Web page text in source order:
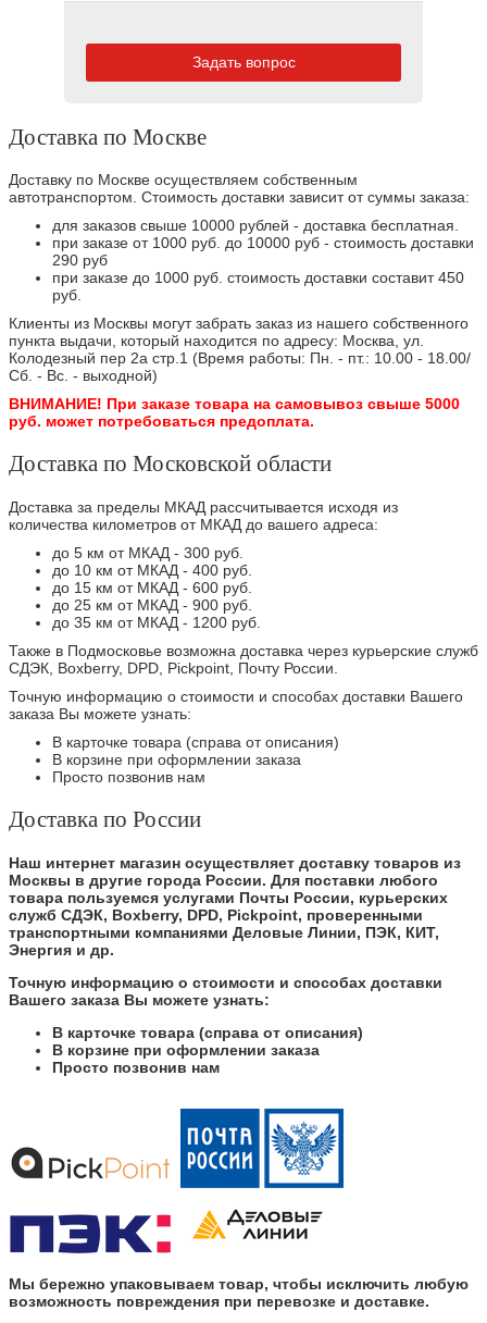
Задать вопрос
Доставка по Москве
Доставку по Москве осуществляем собственным
автотранспортом. Стоимость доставки зависит от суммы заказа:
для заказов свыше 10000 рублей - доставка бесплатная.
при заказе от 1000 руб. до 10000 руб - стоимость доставки
290 руб
при заказе до 1000 руб. стоимость доставки составит 450
руб.
Клиенты из Москвы могут забрать заказ из нашего собственного
пункта выдачи, который находится по адресу: Москва, ул.
Колодезный пер 2а стр.1 (Время работы: Пн. - пт.: 10.00 - 18.00/
Сб. - Вс. - выходной)
ВНИМАНИЕ! При заказе товара на самовывоз свыше 5000
руб. может потребоваться предоплата.
Доставка по Московской области
Доставка за пределы МКАД рассчитывается исходя из
количества километров от МКАД до вашего адреса:
до 5 км от МКАД - 300 руб.
до 10 км от МКАД - 400 руб.
до 15 км от МКАД - 600 руб.
до 25 км от МКАД - 900 руб.
до 35 км от МКАД - 1200 руб.
Также в Подмосковье возможна доставка через курьерские служб
СДЭК, Boxberry, DPD, Pickpoint, Почту России.
Точную информацию о стоимости и способах доставки Вашего
заказа Вы можете узнать:
В карточке товара (справа от описания)
В корзине при оформлении заказа
Просто позвонив нам
Доставка по России
Наш интернет магазин осуществляет доставку товаров из
Москвы в другие города России. Для поставки любого
товара пользуемся услугами Почты России, курьерских
служб СДЭК, Boxberry, DPD, Pickpoint, проверенными
транспортными компаниями Деловые Линии, ПЭК, КИТ,
Энергия и др.
Точную информацию о стоимости и способах доставки
Вашего заказа Вы можете узнать:
В карточке товара (справа от описания)
В корзине при оформлении заказа
Просто позвонив нам
Мы бережно упаковываем товар, чтобы исключить любую
возможность повреждения при перевозке и доставке.